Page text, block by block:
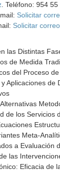
. Teléfono: 954
Solicitar
Solicitar correo
las Distintas
de Medida
del Proceso
Aplicaciones
de los Servicios
Meta-
a Evaluación
las
Eficacia de